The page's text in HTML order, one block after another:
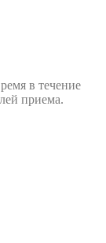
в течение
приема.